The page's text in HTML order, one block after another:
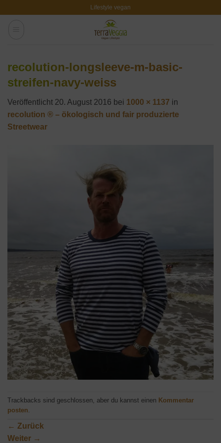
Lifestyle vegan
recolution-longsleeve-m-basic-
streifen-navy-weiss
Veröffentlicht 20. August 2016 bei 1000 × 1137 in
recolution ® – ökologisch und fair produzierte
Streetwear
Trackbacks sind geschlossen, aber du kannst einen Kommentar
posten
← Zurück
Weiter →